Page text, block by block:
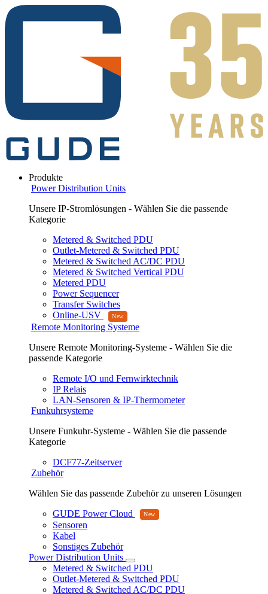
Produkte
Power Distribution Units
Unsere IP-Stromlösungen - Wählen Sie die passende
Kategorie
Metered & Switched PDU
Outlet-Metered & Switched PDU
Metered & Switched AC/DC PDU
Metered & Switched Vertical PDU
Metered PDU
Power Sequencer
Transfer Switches
Online-USV
Remote Monitoring Systeme
Unsere Remote Monitoring-Systeme - Wählen Sie die
passende Kategorie
Remote I/O und Fernwirktechnik
IP Relais
LAN-Sensoren & IP-Thermometer
Funkuhrsysteme
Unsere Funkuhr-Systeme - Wählen Sie die passende
Kategorie
DCF77-Zeitserver
Zubehör
Wählen Sie das passende Zubehör zu unseren Lösungen
GUDE Power Cloud
Sensoren
Kabel
Sonstiges Zubehör
Power Distribution Units
Metered & Switched PDU
Outlet-Metered & Switched PDU
Metered & Switched AC/DC PDU